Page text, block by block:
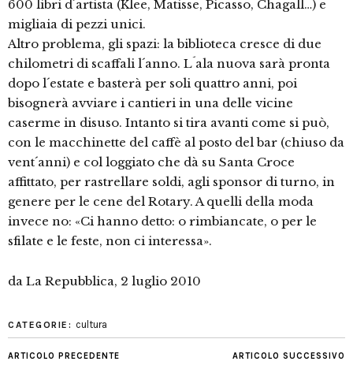
600 libri d´artista (Klee, Matisse, Picasso, Chagall…) e
migliaia di pezzi unici.
Altro problema, gli spazi: la biblioteca cresce di due
chilometri di scaffali l´anno. L´ala nuova sarà pronta
dopo l´estate e basterà per soli quattro anni, poi
bisognerà avviare i cantieri in una delle vicine
caserme in disuso. Intanto si tira avanti come si può,
con le macchinette del caffè al posto del bar (chiuso da
vent´anni) e col loggiato che dà su Santa Croce
affittato, per rastrellare soldi, agli sponsor di turno, in
genere per le cene del Rotary. A quelli della moda
invece no: «Ci hanno detto: o rimbiancate, o per le
sfilate e le feste, non ci interessa».
da La Repubblica, 2 luglio 2010
CATEGORIE: cultura
ARTICOLO PRECEDENTE ARTICOLO SUCCESSIVO